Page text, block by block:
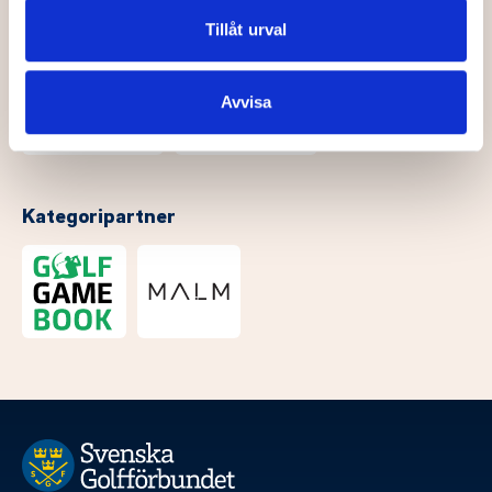
Dessa kan i sin tur kombinera informationen med annan
information som du har tillhandahållit eller som de har
Tillåt urval
Avvisa
Kategoripartner